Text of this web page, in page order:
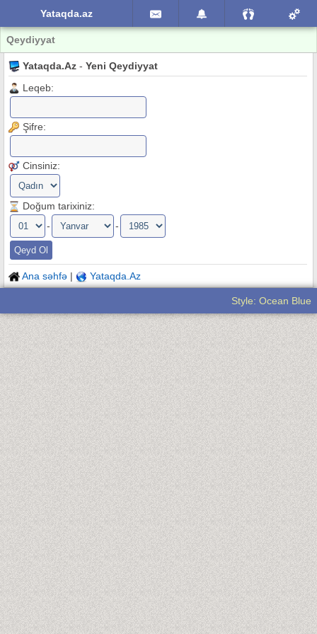
Yataqda.az
Qeydiyyat
Yataqda.Az - Yeni Qeydiyyat
Leqeb:
Şifre:
Cinsiniz:
Doğum tarixiniz:
-
-
Ana səhfə | Yataqda.Az
Style: Ocean Blue